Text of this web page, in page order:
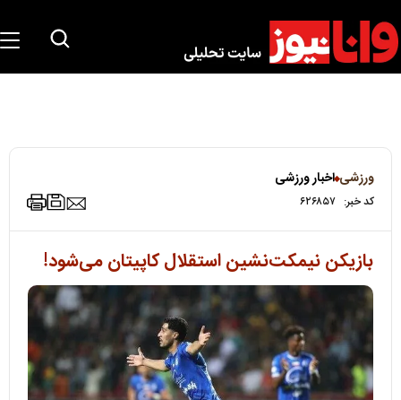
ورزشی اخبار ورزشی
کد خبر: ۶۲۶۸۵۷
بازیکن نیمکت‌نشین استقلال کاپیتان می‌شود!